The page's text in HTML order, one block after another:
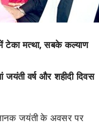
टेका मत्था, सबके कल्याण
वर्ष और शहीदी दिवस
नानक जयंती के अवसर पर